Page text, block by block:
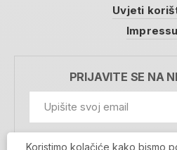
Uvjeti
PRIJAVITE SE NA
Koristimo kolačiće kako bismo